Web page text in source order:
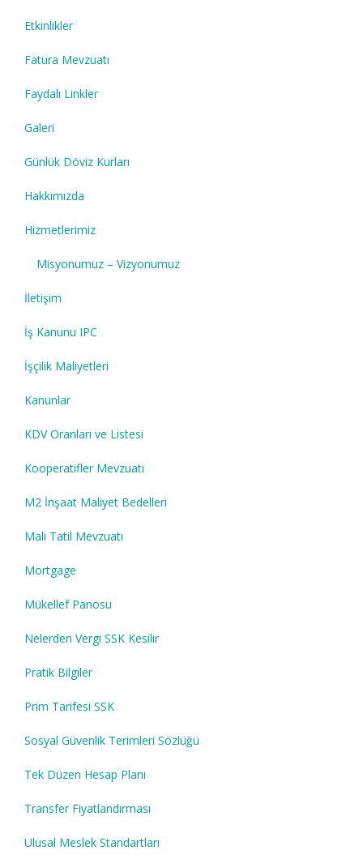
Etkinlikler
Fatura Mevzuatı
Faydalı Linkler
Galeri
Günlük Döviz Kurları
Hakkımızda
Hizmetlerimiz
Misyonumuz – Vizyonumuz
İletişim
İş Kanunu IPC
İşçilik Maliyetleri
Kanunlar
KDV Oranları ve Listesi
Kooperatifler Mevzuatı
M2 İnşaat Maliyet Bedelleri
Mali Tatil Mevzuatı
Mortgage
Mükellef Panosu
Nelerden Vergi SSK Kesilir
Pratik Bilgiler
Prim Tarifesi SSK
Sosyal Güvenlik Terimleri Sözlüğü
Tek Düzen Hesap Planı
Transfer Fiyatlandırması
Ulusal Meslek Standartları